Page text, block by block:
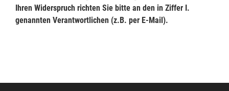
Ihren Widerspruch richten Sie bitte an den in Ziffer I.
genannten Verantwortlichen (z.B. per E-Mail).